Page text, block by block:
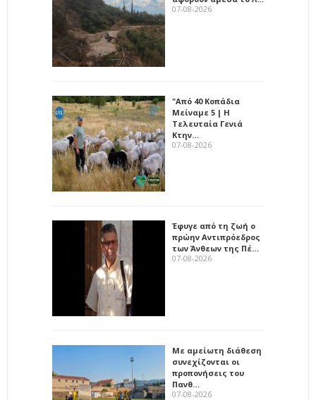
07-08-2026
"Από 40 Κοπάδια
Μείναμε 5 | Η
Τελευταία Γενιά
Κτην…
07-08-2026
Έφυγε από τη ζωή ο
πρώην Αντιπρόεδρος
των Άνθεων της Πέ…
07-08-2026
Με αμείωτη διάθεση
συνεχίζονται οι
προπονήσεις του
Πανθ…
07-08-2026